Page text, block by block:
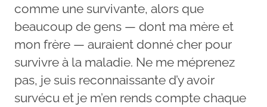
comme une survivante, alors que
beaucoup de gens — dont ma mère et
mon frère — auraient donné cher pour
survivre à la maladie. Ne me méprenez
pas, je suis reconnaissante d’y avoir
survécu et je m’en rends compte chaque